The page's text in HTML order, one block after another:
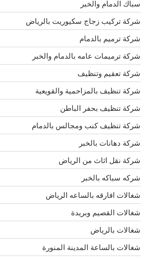
سباك الدمام والخبر
شركة تركيب زجاج سكيوريت بالرياض
شركة ترميم بالدمام
شركة ترميمات عامه بالدمام والخبر
شركة تعقيم وتنظيف
شركة تنظيف بالمزاحمية والقويعية
شركة تنظيف بحفر الباطن
شركة تنظيف كنب ومجالس بالدمام
شركة دهانات بالخبر
شركة نقل اثاث من الرياض
شركه سباكه بالخبر
شغالات افارقه بالساعه الرياض
شغالات القصيم وبريدة
شغالات بالرياض
شغالات بالساعة المدينة المنورة